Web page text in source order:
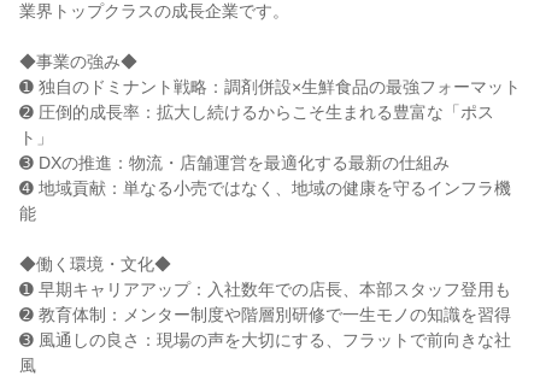
業界トップクラスの成長企業です。
◆事業の強み◆
➊ 独自のドミナント戦略：調剤併設×生鮮食品の最強フォーマット
➋ 圧倒的成長率：拡大し続けるからこそ生まれる豊富な「ポス
ト」
➌ DXの推進：物流・店舗運営を最適化する最新の仕組み
➍ 地域貢献：単なる小売ではなく、地域の健康を守るインフラ機
能
◆働く環境・文化◆
➊ 早期キャリアアップ：入社数年での店長、本部スタッフ登用も
➋ 教育体制：メンター制度や階層別研修で一生モノの知識を習得
➌ 風通しの良さ：現場の声を大切にする、フラットで前向きな社
風